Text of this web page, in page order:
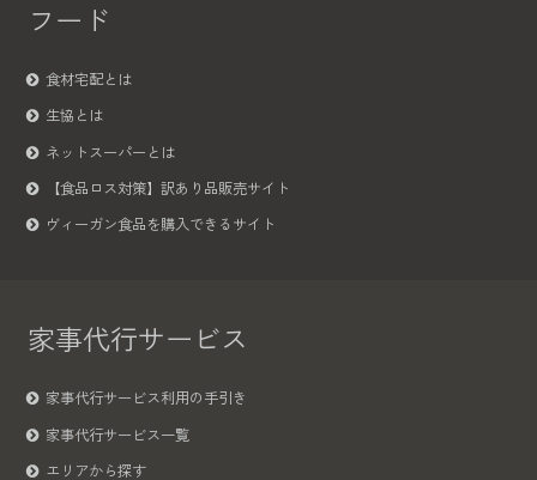
フード
食材宅配とは
生協とは
ネットスーパーとは
【食品ロス対策】訳あり品販売サイト
ヴィーガン食品を購入できるサイト
家事代行サービス
家事代行サービス利用の手引き
家事代行サービス一覧
エリアから探す